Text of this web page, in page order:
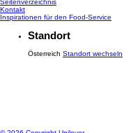
Barrierefreiheit
Cookie Informationen
FAQ
Kontakt